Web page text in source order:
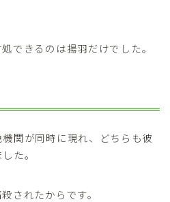
できるのは揚羽だけでした。
関が同時に現れ、どちらも彼
た。
されたからです。